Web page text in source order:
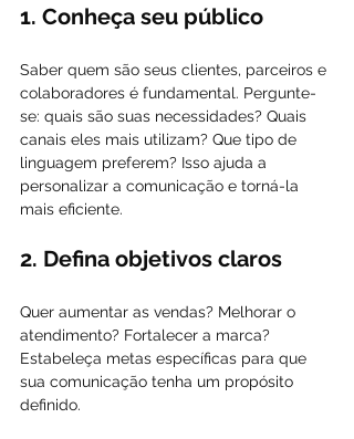
1. Conheça seu público
Saber quem são seus clientes, parceiros e
colaboradores é fundamental. Pergunte-
se: quais são suas necessidades? Quais
canais eles mais utilizam? Que tipo de
linguagem preferem? Isso ajuda a
personalizar a comunicação e torná-la
mais eficiente.
2. Defina objetivos claros
Quer aumentar as vendas? Melhorar o
atendimento? Fortalecer a marca?
Estabeleça metas específicas para que
sua comunicação tenha um propósito
definido.